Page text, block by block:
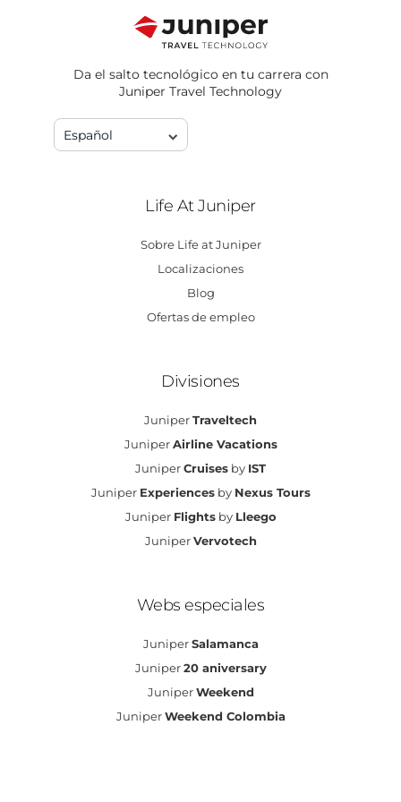
Da el salto tecnológico en tu carrera con
Juniper Travel Technology
Español
Life At Juniper
Sobre Life at Juniper
Localizaciones
Blog
Ofertas de empleo
Divisiones
JuniperTraveltech
JuniperAirline Vacations
JuniperCruises by IST
Juniper Experiencesby Nexus Tours
Juniper Flightsby Lleego
JuniperVervotech
Webs especiales
JuniperSalamanca
Juniper20 aniversary
JuniperWeekend
JuniperWeekend Colombia